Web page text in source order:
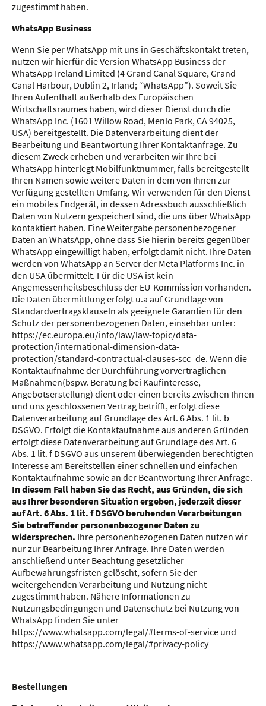
zugestimmt haben.
WhatsApp Business
Wenn Sie per WhatsApp mit uns in Geschäftskontakt treten,
nutzen wir hierfür die Version WhatsApp Business der
WhatsApp Ireland Limited (4 Grand Canal Square, Grand
Canal Harbour, Dublin 2, Irland; “WhatsApp”). Soweit Sie
Ihren Aufenthalt außerhalb des Europäischen
Wirtschaftsraumes haben, wird dieser Dienst durch die
WhatsApp Inc. (1601 Willow Road, Menlo Park, CA 94025,
USA) bereitgestellt. Die Datenverarbeitung dient der
Bearbeitung und Beantwortung Ihrer Kontaktanfrage. Zu
diesem Zweck erheben und verarbeiten wir Ihre bei
WhatsApp hinterlegt Mobilfunktnummer, falls bereitgestellt
Ihren Namen sowie weitere Daten in dem von Ihnen zur
Verfügung gestellten Umfang. Wir verwenden für den Dienst
ein mobiles Endgerät, in dessen Adressbuch ausschließlich
Daten von Nutzern gespeichert sind, die uns über WhatsApp
kontaktiert haben. Eine Weitergabe personenbezogener
Daten an WhatsApp, ohne dass Sie hierin bereits gegenüber
WhatsApp eingewilligt haben, erfolgt damit nicht. Ihre Daten
werden von WhatsApp an Server der Meta Platforms Inc. in
den USA übermittelt. Für die USA ist kein
Angemessenheitsbeschluss der EU-Kommission vorhanden.
Die Daten übermittlung erfolgt u.a auf Grundlage von
Standardvertragsklauseln als geeignete Garantien für den
Schutz der personenbezogenen Daten, einsehbar unter:
https://ec.europa.eu/info/law/law-topic/data-
protection/international-dimension-data-
protection/standard-contractual-clauses-scc_de. Wenn die
Kontaktaufnahme der Durchführung vorvertraglichen
Maßnahmen(bspw. Beratung bei Kaufinteresse,
Angebotserstellung) dient oder einen bereits zwischen Ihnen
und uns geschlossenen Vertrag betrifft, erfolgt diese
Datenverarbeitung auf Grundlage des Art. 6 Abs. 1 lit. b
DSGVO. Erfolgt die Kontaktaufnahme aus anderen Gründen
erfolgt diese Datenverarbeitung auf Grundlage des Art. 6
Abs. 1 lit. f DSGVO aus unserem überwiegenden berechtigten
Interesse am Bereitstellen einer schnellen und einfachen
Kontaktaufnahme sowie an der Beantwortung Ihrer Anfrage.
In diesem Fall haben Sie das Recht, aus Gründen, die sich
aus Ihrer besonderen Situation ergeben, jederzeit dieser
auf Art. 6 Abs. 1 lit. f DSGVO beruhenden Verarbeitungen
Sie betreffender personenbezogener Daten zu
widersprechen. Ihre personenbezogenen Daten nutzen wir
nur zur Bearbeitung Ihrer Anfrage. Ihre Daten werden
anschließend unter Beachtung gesetzlicher
Aufbewahrungsfristen gelöscht, sofern Sie der
weitergehenden Verarbeitung und Nutzung nicht
zugestimmt haben. Nähere Informationen zu
Nutzungsbedingungen und Datenschutz bei Nutzung von
WhatsApp finden Sie unter
https://www.whatsapp.com/legal/#terms-of-service und
https://www.whatsapp.com/legal/#privacy-policy
Bestellungen